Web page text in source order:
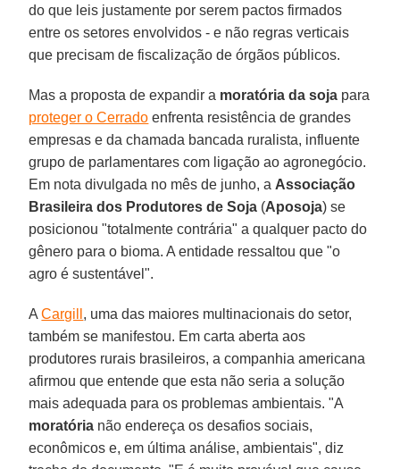
do que leis justamente por serem pactos firmados
entre os setores envolvidos - e não regras verticais
que precisam de fiscalização de órgãos públicos.
Mas a proposta de expandir a moratória da soja para
proteger o Cerrado enfrenta resistência de grandes
empresas e da chamada bancada ruralista, influente
grupo de parlamentares com ligação ao agronegócio.
Em nota divulgada no mês de junho, a Associação
Brasileira dos Produtores de Soja (Aposoja) se
posicionou "totalmente contrária" a qualquer pacto do
gênero para o bioma. A entidade ressaltou que "o
agro é sustentável".
ACargill , uma das maiores multinacionais do setor,
também se manifestou. Em carta aberta aos
produtores rurais brasileiros, a companhia americana
afirmou que entende que esta não seria a solução
mais adequada para os problemas ambientais. "A
moratória não endereça os desafios sociais,
econômicos e, em última análise, ambientais", diz